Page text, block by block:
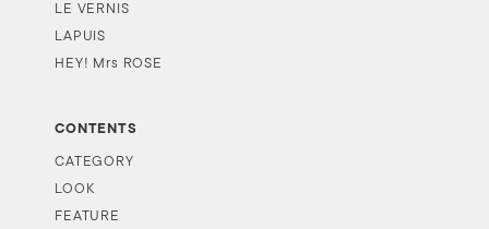
LE VERNIS
LAPUIS
HEY! Mrs ROSE
CONTENTS
CATEGORY
LOOK
FEATURE